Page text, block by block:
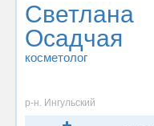
Светлана
Осадчая
косметолог
р-н. Ингульский